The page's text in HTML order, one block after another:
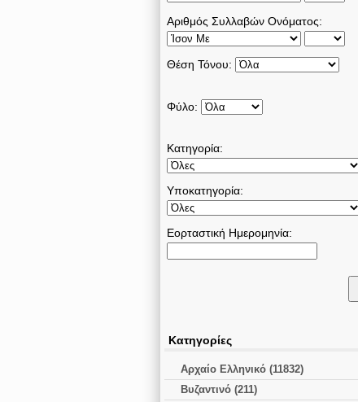
Αριθμός Συλλαβών Ονόματος:
Θέση Τόνου:
Φύλο:
Κατηγορία:
Υποκατηγορία:
Εορταστική Ημερομηνία:
Κατηγορίες
Αρχαίο Ελληνικό (11832)
Βυζαντινό (211)